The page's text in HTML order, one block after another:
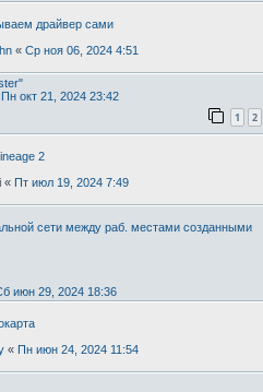
драйвер сами
« Ср ноя 06, 2024 4:51
Пн окт 21, 2024 23:42
1 2
2
« Пт июл 19, 2024 7:49
сети между раб. местами созданными
июн 29, 2024 18:36
« Пн июн 24, 2024 11:54